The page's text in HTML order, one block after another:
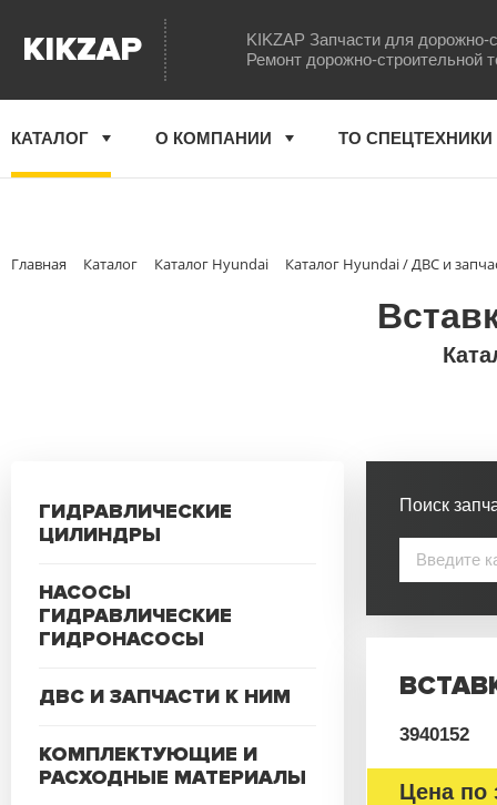
KIKZAP
KIKZAP Запчасти для дорожно-
Ремонт дорожно-строительной
КАТАЛОГ О КОМПАНИИ ТО СПЕЦТЕХНИКИ
Главная Каталог Каталог Hyundai Каталог Hyundai / ДВС и
ГИДРАВЛИЧЕСКИЕ
ЦИЛИНДРЫ
НАСОСЫ
ГИДРАВЛИЧЕСКИЕ
ГИДРОНАСОСЫ
ДВС И ЗАПЧАСТИ К НИМ
КОМПЛЕКТУЮЩИЕ И
РАСХОДНЫЕ МАТЕРИАЛЫ
Поиск
3940152
Цена по